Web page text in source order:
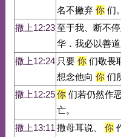
名不撇弃 你们。
撒上12:23至于我、断不
华．我必以善
撒上12:24 只要 你们敬畏
想念他向 你们
撒上12:25你们若仍然作恶
亡。
撒上13:11 撒母耳说、 你